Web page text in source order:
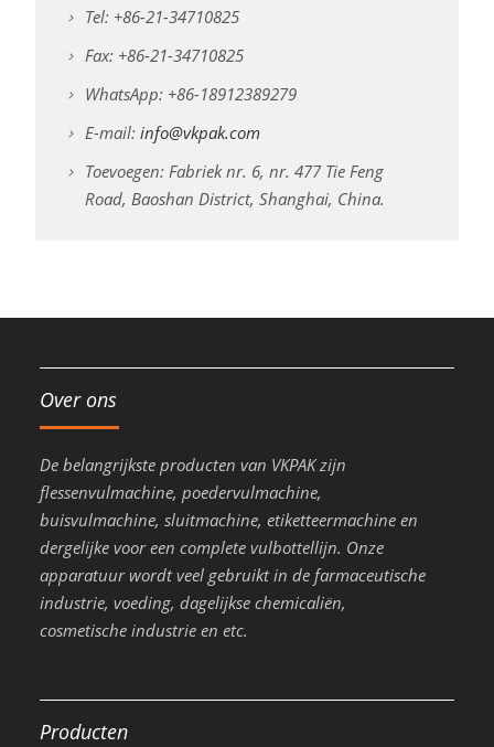
Tel: +86-21-34710825
Fax: +86-21-34710825
WhatsApp: +86-18912389279
E-mail: info@vkpak.com
Toevoegen: Fabriek nr. 6, nr. 477 Tie Feng
Road, Baoshan District, Shanghai, China.
Over ons
De belangrijkste producten van VKPAK zijn
flessenvulmachine, poedervulmachine,
buisvulmachine, sluitmachine, etiketteermachine en
dergelijke voor een complete vulbottellijn. Onze
apparatuur wordt veel gebruikt in de farmaceutische
industrie, voeding, dagelijkse chemicaliën,
cosmetische industrie en etc.
Producten